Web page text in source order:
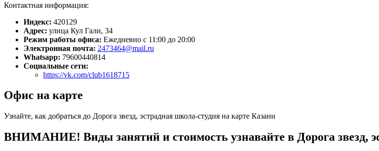
Контактная информация:
Индекс: 420129
Адрес: улица Кул Гали, 34
Режим работы офиса: Ежедневно с 11:00 до 20:00
Электронная почта: 2473464@mail.ru
Whatsapp: 79600440814
Социальные сети:
https://vk.com/club1618715
Офис на карте
Узнайте, как добраться до Дорога звезд, эстрадная школа-студия на карте Казани
ВНИМАНИЕ! Виды занятий и стоимость узнавайте в Дорога звезд,